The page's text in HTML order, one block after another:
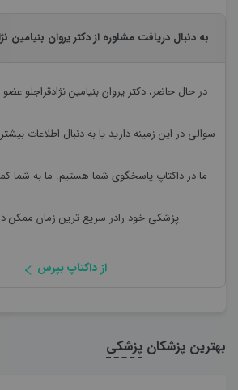
به دنبال دریافت مشاوره از دکتر یروان بنیامین
در حال حاضر، دکتر یروان بنیامین نژادقراجلو عضو
سوالی در این زمینه دارید یا به دنبال اطلاعات
ما در داکتاپ پاسخگوی شما هستیم. ما به شما
پزشکی خود رادر سریع ترین زمان ممکن
از داکتاپ بپرس
بهترین پزشکان پزشکی